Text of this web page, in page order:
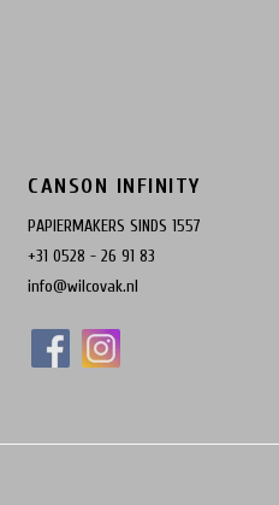
CANSON INFINITY
PAPIERMAKERS SINDS 1557
+31 0528 - 26 91 83
info@wilcovak.nl